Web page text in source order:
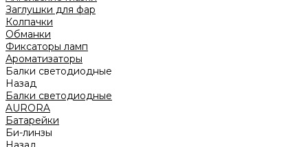
Заглушки для фар
Колпачки
Обманки
Фиксаторы ламп
Ароматизаторы
Балки светодиодные
Назад
Балки светодиодные
AURORA
Батарейки
Би-линзы